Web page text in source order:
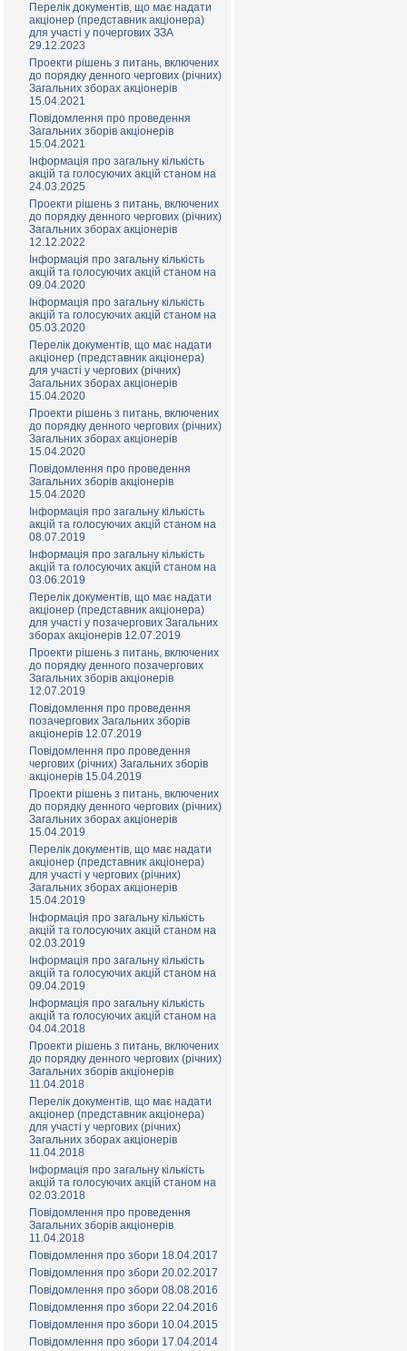
Перелік документів, що має надати
акціонер (представник акціонера)
для участі у почергових ЗЗА
29.12.2023
Проекти рішень з питань, включених
до порядку денного чергових (річних)
Загальних зборах акціонерів
15.04.2021
Повідомлення про проведення
Загальних зборів акціонерів
15.04.2021
Інформація про загальну кількість
акцій та голосуючих акцій станом на
24.03.2025
Проекти рішень з питань, включених
до порядку денного чергових (річних)
Загальних зборах акціонерів
12.12.2022
Інформація про загальну кількість
акцій та голосуючих акцій станом на
09.04.2020
Інформація про загальну кількість
акцій та голосуючих акцій станом на
05.03.2020
Перелік документів, що має надати
акціонер (представник акціонера)
для участі у чергових (річних)
Загальних зборах акціонерів
15.04.2020
Проекти рішень з питань, включених
до порядку денного чергових (річних)
Загальних зборах акціонерів
15.04.2020
Повідомлення про проведення
Загальних зборів акціонерів
15.04.2020
Інформація про загальну кількість
акцій та голосуючих акцій станом на
08.07.2019
Інформація про загальну кількість
акцій та голосуючих акцій станом на
03.06.2019
Перелік документів, що має надати
акціонер (представник акціонера)
для участі у позачергових Загальних
зборах акціонерів 12.07.2019
Проекти рішень з питань, включених
до порядку денного позачергових
Загальних зборів акціонерів
12.07.2019
Повідомлення про проведення
позачергових Загальних зборів
акціонерів 12.07.2019
Повідомлення про проведення
чергових (річних) Загальних зборів
акціонерів 15.04.2019
Проекти рішень з питань, включених
до порядку денного чергових (річних)
Загальних зборах акціонерів
15.04.2019
Перелік документів, що має надати
акціонер (представник акціонера)
для участі у чергових (річних)
Загальних зборах акціонерів
15.04.2019
Інформація про загальну кількість
акцій та голосуючих акцій станом на
02.03.2019
Інформація про загальну кількість
акцій та голосуючих акцій станом на
09.04.2019
Інформація про загальну кількість
акцій та голосуючих акцій станом на
04.04.2018
Проекти рішень з питань, включених
до порядку денного чергових (річних)
Загальних зборів акціонерів
11.04.2018
Перелік документів, що має надати
акціонер (представник акціонера)
для участі у чергових (річних)
Загальних зборах акціонерів
11.04.2018
Інформація про загальну кількість
акцій та голосуючих акцій станом на
02.03.2018
Повідомлення про проведення
Загальних зборів акціонерів
11.04.2018
Повідомлення про збори 18.04.2017
Повідомлення про збори 20.02.2017
Повідомлення про збори 08.08.2016
Повідомлення про збори 22.04.2016
Повідомлення про збори 10.04.2015
Повідомлення про збори 17.04.2014